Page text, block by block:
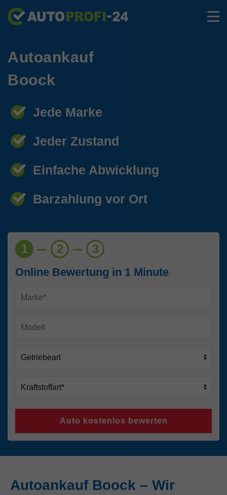
Autoankauf
Boock
Jede Marke
Jeder Zustand
Einfache Abwicklung
Barzahlung vor Ort
1 2 3
Online Bewertung in 1 Minute
Auto kostenlos bewerten
Autoankauf Boock – Wir